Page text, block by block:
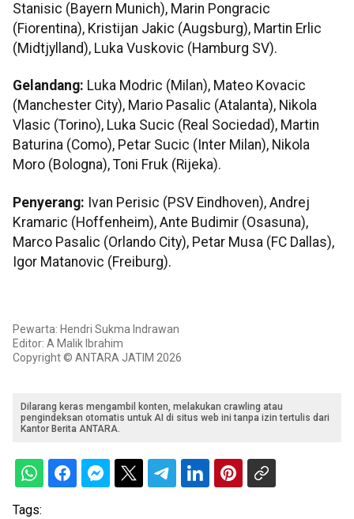
Stanisic (Bayern Munich), Marin Pongracic
(Fiorentina), Kristijan Jakic (Augsburg), Martin Erlic
(Midtjylland), Luka Vuskovic (Hamburg SV).
Gelandang: Luka Modric (Milan), Mateo Kovacic
(Manchester City), Mario Pasalic (Atalanta), Nikola
Vlasic (Torino), Luka Sucic (Real Sociedad), Martin
Baturina (Como), Petar Sucic (Inter Milan), Nikola
Moro (Bologna), Toni Fruk (Rijeka).
Penyerang: Ivan Perisic (PSV Eindhoven), Andrej
Kramaric (Hoffenheim), Ante Budimir (Osasuna),
Marco Pasalic (Orlando City), Petar Musa (FC Dallas),
Igor Matanovic (Freiburg).
Pewarta: Hendri Sukma Indrawan
Editor: A Malik Ibrahim
Copyright © ANTARA JATIM 2026
Dilarang keras mengambil konten, melakukan crawling atau
pengindeksan otomatis untuk AI di situs web ini tanpa izin tertulis dari
Kantor Berita ANTARA.
Tags: